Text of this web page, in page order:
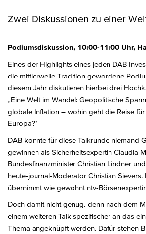
Zwei Diskussionen zu einer
Podiumsdiskussion, 10:00-11:00 Uhr,
Eines der Highlights eines jeden DAB
die mittlerweile Tradition gewordene
diesem Jahr diskutieren hierbei drei
„Eine Welt im Wandel: Geopolitische
globale Inflation – wohin geht die Reise
Europa?“
DAB konnte für diese Talkrunde niemand
gewinnen als Sicherheitsexpertin Claudia
Bundesfinanzminister Christian Lindner
heute-journal-Moderator Christian Sievers.
übernimmt wie gewohnt ntv-
Doch damit nicht genug, denn nach dem
einem weiteren Talk spezifischer an das
Thema angeknüpft werden. Dafür stehen